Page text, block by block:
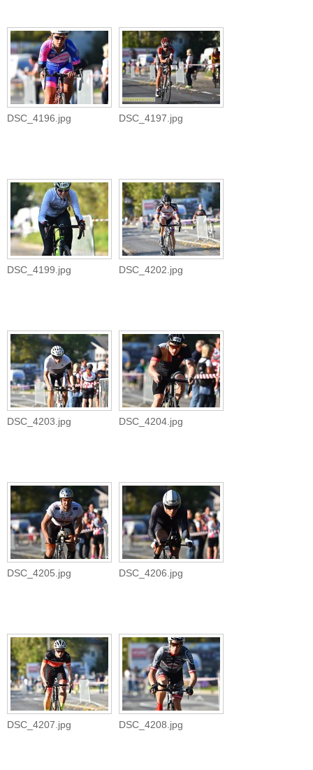
DSC_4196.jpg DSC_4197.jpg
DSC_4199.jpg DSC_4202.jpg
DSC_4203.jpg DSC_4204.jpg
DSC_4205.jpg DSC_4206.jpg
DSC_4207.jpg DSC_4208.jpg